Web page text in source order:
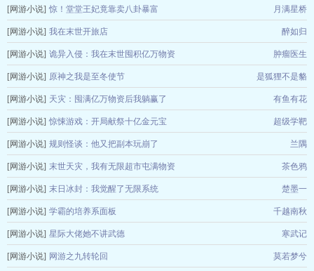
[网游小说] 惊！堂堂王妃竟靠卖八卦暴富 月满星桥
[网游小说] 我在末世开旅店 醉如归
[网游小说] 诡异入侵：我在末世囤积亿万物资 肿瘤医生
[网游小说] 原神之我是至冬使节 是狐狸不是貉
[网游小说] 天灾：囤满亿万物资后我躺赢了 有鱼有花
[网游小说] 惊悚游戏：开局献祭十亿金元宝 超级学靶
[网游小说] 规则怪谈：他又把副本玩崩了 兰隅
[网游小说] 末世天灾，我有无限超市屯满物资 茶色鸦
[网游小说] 末日冰封：我觉醒了无限系统 楚墨一
[网游小说] 学霸的培养系面板 千越南秋
[网游小说] 星际大佬她不讲武德 寒武记
[网游小说] 网游之九转轮回 莫若梦兮